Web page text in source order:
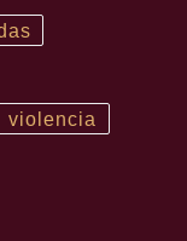
violencia